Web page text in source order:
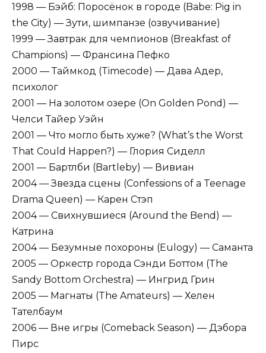
1998 — Бэйб: Поросёнок в городе (Babe: Pig in
the City) — Зути, шимпанзе (озвучивание)
1999 — Завтрак для чемпионов (Breakfast of
Champions) — Франсина Пефко
2000 — Таймкод (Timecode) — Дава Адер,
психолог
2001 — На золотом озере (On Golden Pond) —
Челси Тайер Уэйн
2001 — Что могло быть хуже? (What’s the Worst
That Could Happen?) — Глория Сиделл
2001 — Бартлби (Bartleby) — Вивиан
2004 — Звезда сцены (Confessions of a Teenage
Drama Queen) — Карен Стэп
2004 — Свихнувшиеся (Around the Bend) —
Катрина
2004 — Безумные похороны (Eulogy) — Саманта
2005 — Оркестр города Сэнди Боттом (The
Sandy Bottom Orchestra) — Ингрид Грин
2005 — Магнаты (The Amateurs) — Хелен
Тателбаум
2006 — Вне игры (Comeback Season) — Дэбора
Пирс